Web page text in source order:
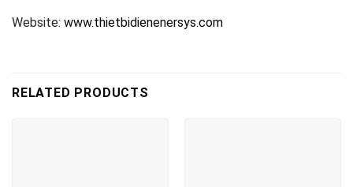
Website: www.thietbidienenersys.com
RELATED PRODUCTS